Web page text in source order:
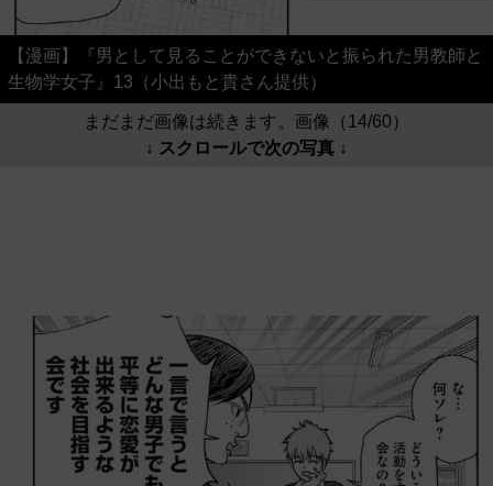
【漫画】『男として見ることができないと振られた男教師と
生物学女子』13（小出もと貴さん提供）
まだまだ画像は続きます。画像（14/60）
↓ スクロールで次の写真 ↓